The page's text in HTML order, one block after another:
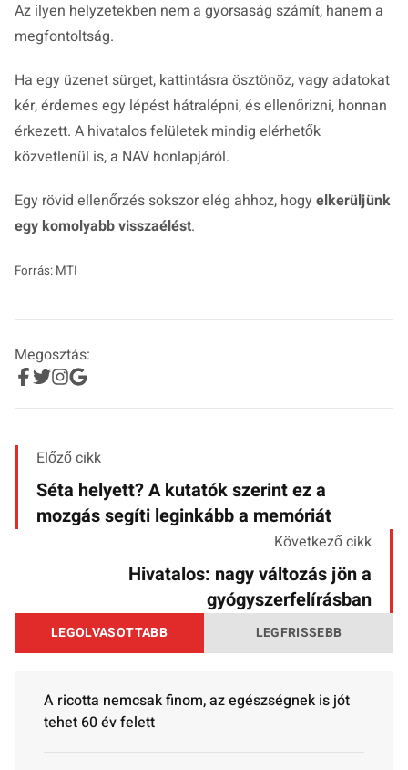
Az ilyen helyzetekben nem a gyorsaság számít, hanem a
megfontoltság.
Ha egy üzenet sürget, kattintásra ösztönöz, vagy adatokat
kér, érdemes egy lépést hátralépni, és ellenőrizni, honnan
érkezett. A hivatalos felületek mindig elérhetők
közvetlenül is, a NAV honlapjáról.
Egy rövid ellenőrzés sokszor elég ahhoz, hogy elkerüljünk
egy komolyabb visszaélést.
Forrás: MTI
Megosztás:
Előző cikk
Séta helyett? A kutatók szerint ez a
mozgás segíti leginkább a memóriát
Következő cikk
Hivatalos: nagy változás jön a
gyógyszerfelírásban
LEGOLVASOTTABB LEGFRISSEBB
A ricotta nemcsak finom, az egészségnek is jót
tehet 60 év felett